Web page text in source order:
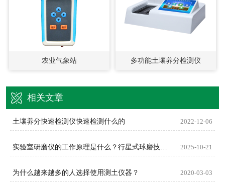
农业气象站 多功能土壤养分检测仪
相关文章
土壤养分快速检测仪快速检测什么的 2022-12-06
2025-10-21
为什么越来越多的人选择使用测土仪器？ 2020-03-03